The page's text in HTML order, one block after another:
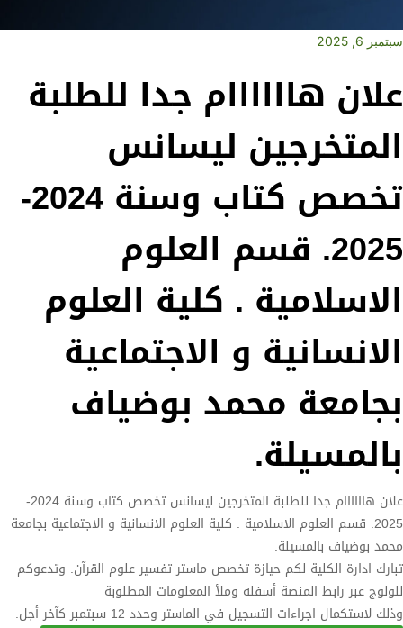
سبتمبر 6, 2025
علان هاااااام جدا للطلبة
المتخرجين ليسانس
تخصص كتاب وسنة 2024-
2025. قسم العلوم
الاسلامية . كلية العلوم
الانسانية و الاجتماعية
بجامعة محمد بوضياف
بالمسيلة.
علان هاااااام جدا للطلبة المتخرجين ليسانس تخصص كتاب وسنة 2024-
2025. قسم العلوم الاسلامية . كلية العلوم الانسانية و الاجتماعية بجامعة
محمد بوضياف بالمسيلة.
تبارك ادارة الكلية لكم حيازة تخصص ماستر تفسير علوم القرآن. وتدعوكم
للولوج عبر رابط المنصة أسفله وملأ المعلومات المطلوبة
وذلك لاستكمال اجراءات التسجيل في الماستر وحدد 12 سبتمبر كآخر أجل.